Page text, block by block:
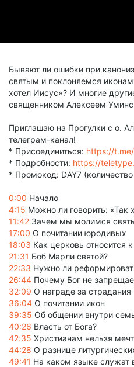
Бывают ли ошибки при
святым и поклоняемся
хотел Иисус»? И многие
священником Алексеем
Приглашаю на Прогулки с о.
телеграм-канал!
* Присоединиться: https://
* Подробности: https://
* Промокод: DAY7
0:00 Начало
4:15 Можно ли говорить: «Так
11:42 Зачем мы молимся
17:00 О почитании юродивых
18:03 Как церковь относится
21:31 Боб Марли святой?
22:33 Нужно ли
26:44 Почему Бог не
32:09 О награде за страдания
36:04 О почитании икон
39:35 Об общении внутри
40:26 Власть от Бога?
42:35 Христианам нельзя
44:28 О разнице
49:41 На каком языке служат